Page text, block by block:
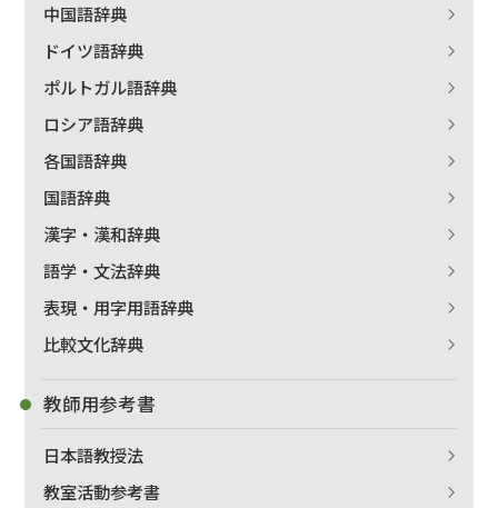
中国語辞典
ドイツ語辞典
ポルトガル語辞典
ロシア語辞典
各国語辞典
国語辞典
漢字・漢和辞典
語学・文法辞典
表現・用字用語辞典
比較文化辞典
教師用参考書
日本語教授法
教室活動参考書